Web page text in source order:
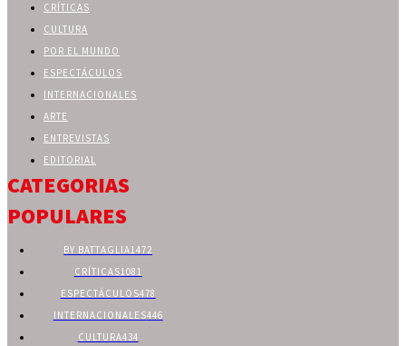
CRÍTICAS
CULTURA
POR EL MUNDO
ESPECTÁCULOS
INTERNACIONALES
ARTE
ENTREVISTAS
EDITORIAL
CATEGORIAS
POPULARES
BY BATTAGLIA1472
CRÍTICAS1081
ESPECTÁCULOS478
INTERNACIONALES446
CULTURA434